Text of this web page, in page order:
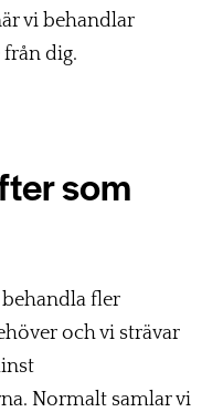
vi behandlar
dig.
som
fler
och vi strävar
Normalt samlar vi